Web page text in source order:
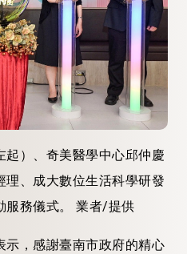
）、奇美醫學中心邱仲慶
理、成大數位生活科學研發
服務儀式。 業者/提供
示，感謝臺南市政府的精心